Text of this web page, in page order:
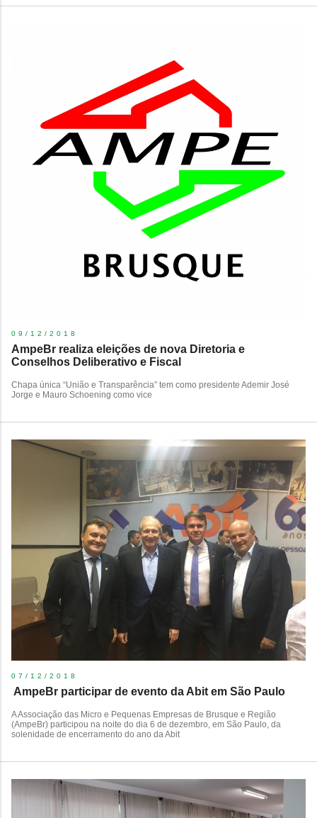
09/12/2018
AmpeBr realiza eleições de nova Diretoria e
Conselhos Deliberativo e Fiscal
Chapa única “União e Transparência” tem como presidente Ademir José
Jorge e Mauro Schoening como vice
07/12/2018
​ AmpeBr participar de evento da Abit em São Paulo
A Associação das Micro e Pequenas Empresas de Brusque e Região
(AmpeBr) participou na noite do dia 6 de dezembro, em São Paulo, da
solenidade de encerramento do ano da Abit